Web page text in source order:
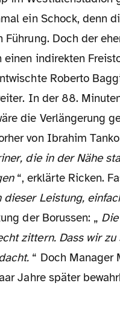
ein Schock, denn
Doch der
indirekten
Roberto
In der 88.
die Verlängerung
von Ibrahim
die in der Nähe
“, erklärte Ricken.
dieser Leistung,
der Borussen: „
zittern. Dass wir
“ Doch Manager
Jahre später